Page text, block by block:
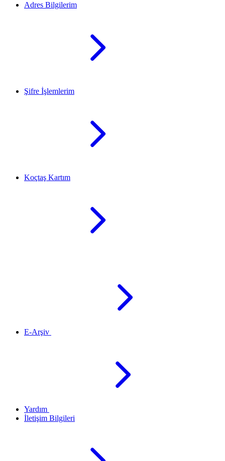
Adres Bilgilerim
Şifre İşlemlerim
Koçtaş Kartım
E-Arşiv
Yardım
İletişim Bilgileri